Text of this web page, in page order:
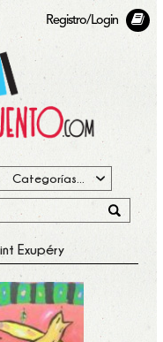
Registro/Login
Exupéry